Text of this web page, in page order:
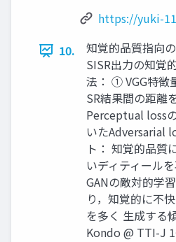
https://yuki-
10.
知覚的品質指向
SISR出力の知覚
法： ① VGG特徴
SR結果間の距離
Perceptual loss
いたAdversarial
ト： 知覚的品質
いディティール
GANの敵対的学
り，知覚的に不
を多く 生成する
Kondo @ TTI-J